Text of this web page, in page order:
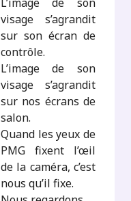
L’image de son
visage s’agrandit
sur son écran de
contrôle.
L’image de son
visage s’agrandit
sur nos écrans de
salon.
Quand les yeux de
PMG fixent l’œil
de la caméra, c’est
nous qu’il fixe.